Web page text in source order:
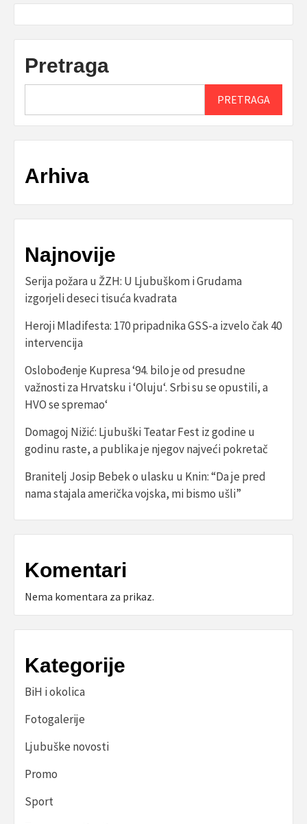
Pretraga
PRETRAGA
Arhiva
Najnovije
Serija požara u ŽZH: U Ljubuškom i Grudama
izgorjeli deseci tisuća kvadrata
Heroji Mladifesta: 170 pripadnika GSS-a izvelo čak 40
intervencija
Oslobođenje Kupresa ‘94. bilo je od presudne
važnosti za Hrvatsku i ‘Oluju‘. Srbi su se opustili, a
HVO se spremao‘
Domagoj Nižić: Ljubuški Teatar Fest iz godine u
godinu raste, a publika je njegov najveći pokretač
Branitelj Josip Bebek o ulasku u Knin: “Da je pred
nama stajala američka vojska, mi bismo ušli”
Komentari
Nema komentara za prikaz.
Kategorije
BiH i okolica
Fotogalerije
Ljubuške novosti
Promo
Sport